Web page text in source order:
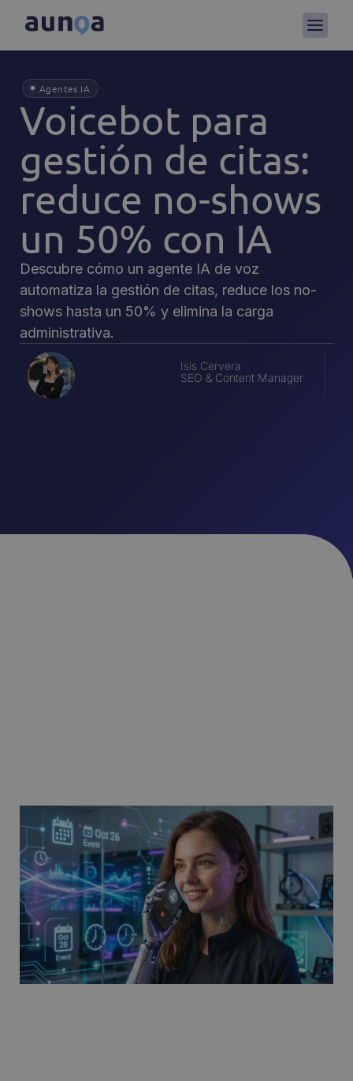
Agentes IA
Voicebot para
gestión de citas:
reduce no-shows
un 50% con IA
Descubre cómo un agente IA de voz
automatiza la gestión de citas, reduce los no-
shows hasta un 50% y elimina la carga
administrativa.
Isis Cervera
SEO & Content Manager